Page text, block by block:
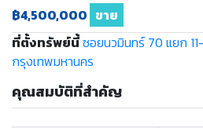
฿4,500,000 ขาย
ที่ตั้งทรัพย์นี้ซอยนวมินทร์ 70 แยก
กรุงเทพมหานคร
คุณสมบัติที่สำคัญ